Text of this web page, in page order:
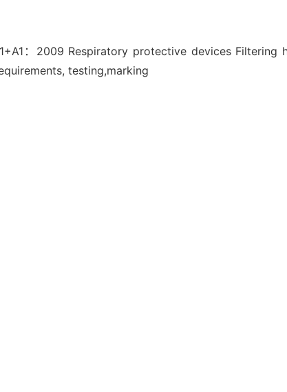
：2009 Respiratory protective devices Filtering
testing,marking